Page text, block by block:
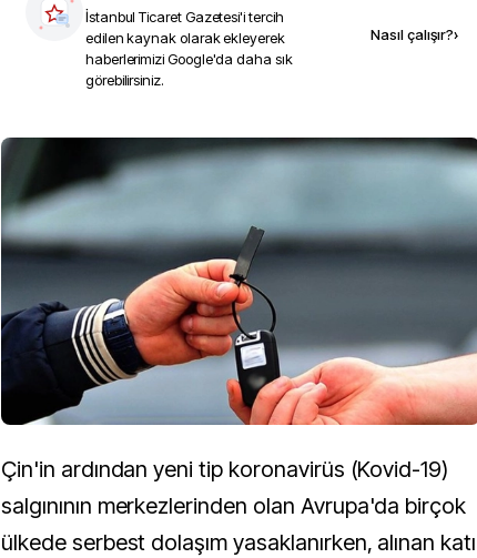
İstanbul Ticaret Gazetesi'i tercih
edilen kaynak olarak ekleyerek
haberlerimizi Google'da daha sık
görebilirsiniz.
Nasıl çalışır?›
Çin'in ardından yeni tip koronavirüs (Kovid-19)
salgınının merkezlerinden olan Avrupa'da birçok
ülkede serbest dolaşım yasaklanırken, alınan katı